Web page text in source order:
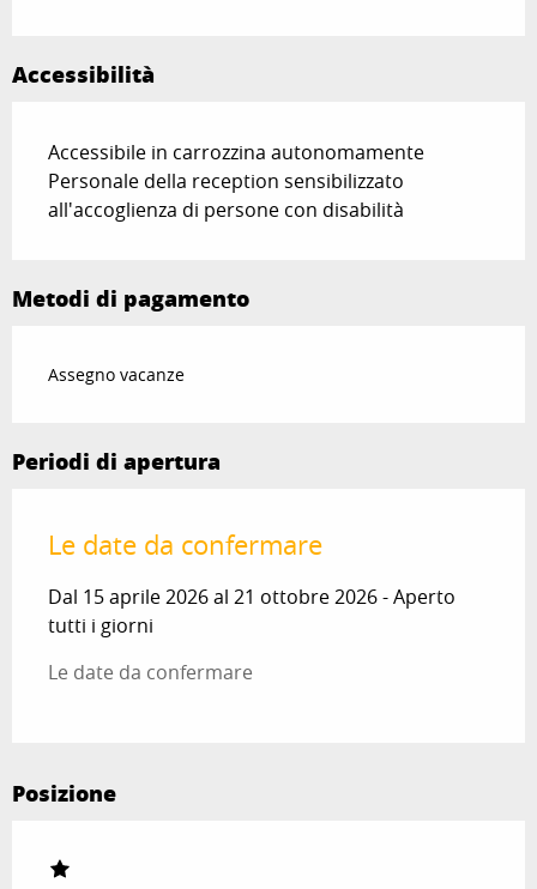
Accessibilità
Accessibile in carrozzina autonomamente
Personale della reception sensibilizzato
all'accoglienza di persone con disabilità
Metodi di pagamento
Assegno vacanze
Periodi di apertura
Le date da confermare
Dal 15 aprile 2026 al 21 ottobre 2026 - Aperto
tutti i giorni
Le date da confermare
Posizione